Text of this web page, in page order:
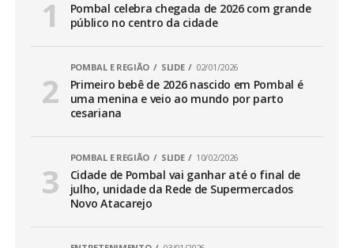
Pombal celebra chegada de 2026 com grande
público no centro da cidade
POMBAL E REGIÃO SLIDE 02/01/2026
Primeiro bebê de 2026 nascido em Pombal é
uma menina e veio ao mundo por parto
cesariana
POMBAL E REGIÃO SLIDE 10/02/2026
Cidade de Pombal vai ganhar até o final de
julho, unidade da Rede de Supermercados
Novo Atacarejo